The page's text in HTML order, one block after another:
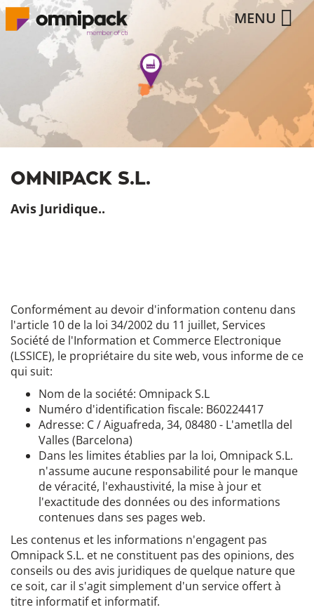
MENU
OMNIPACK S.L.
Avis Juridique..
Conformément au devoir d'information contenu dans
l'article 10 de la loi 34/2002 du 11 juillet, Services
Société de l'Information et Commerce Electronique
(LSSICE), le propriétaire du site web, vous informe de ce
qui suit:
Nom de la société: Omnipack S.L
Numéro d'identification fiscale: B60224417
Adresse: C / Aiguafreda, 34, 08480 - L'ametlla del
Valles (Barcelona)
Dans les limites établies par la loi, Omnipack S.L.
n'assume aucune responsabilité pour le manque
de véracité, l'exhaustivité, la mise à jour et
l'exactitude des données ou des informations
contenues dans ses pages web.
Les contenus et les informations n'engagent pas
Omnipack S.L. et ne constituent pas des opinions, des
conseils ou des avis juridiques de quelque nature que
ce soit, car il s'agit simplement d'un service offert à
titre informatif et informatif.